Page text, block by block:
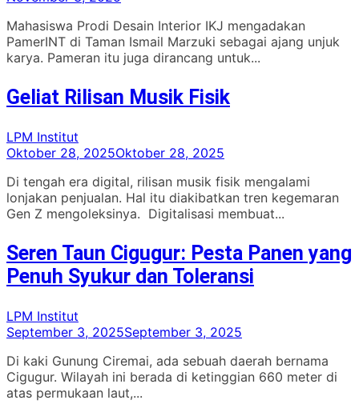
Mahasiswa Prodi Desain Interior IKJ mengadakan
PamerINT di Taman Ismail Marzuki sebagai ajang unjuk
karya. Pameran itu juga dirancang untuk...
Geliat Rilisan Musik Fisik
LPM Institut
Oktober 28, 2025Oktober 28, 2025
Di tengah era digital, rilisan musik fisik mengalami
lonjakan penjualan. Hal itu diakibatkan tren kegemaran
Gen Z mengoleksinya. Digitalisasi membuat...
Seren Taun Cigugur: Pesta Panen yang
Penuh Syukur dan Toleransi
LPM Institut
September 3, 2025September 3, 2025
Di kaki Gunung Ciremai, ada sebuah daerah bernama
Cigugur. Wilayah ini berada di ketinggian 660 meter di
atas permukaan laut,...